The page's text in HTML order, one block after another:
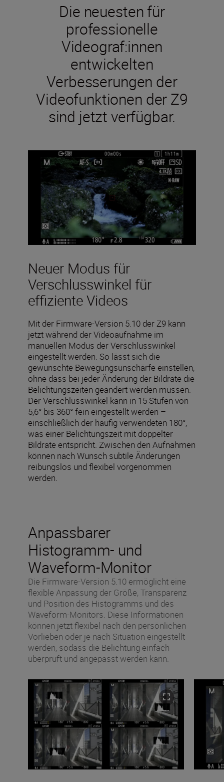
Die neuesten für
professionelle
Videograf:innen
entwickelten
Verbesserungen der
Videofunktionen der Z9
sind jetzt verfügbar.
Neuer Modus für
Verschlusswinkel für
effiziente Videos
Mit der Firmware-Version 5.10 der Z9 kann
jetzt während der Videoaufnahme im
manuellen Modus der Verschlusswinkel
eingestellt werden. So lässt sich die
gewünschte Bewegungsunschärfe einstellen,
ohne dass bei jeder Änderung der Bildrate die
Belichtungszeiten geändert werden müssen.
Der Verschlusswinkel kann in 15 Stufen von
5,6° bis 360° fein eingestellt werden –
einschließlich der häufig verwendeten 180°,
was einer Belichtungszeit mit doppelter
Bildrate entspricht. Zwischen den Aufnahmen
können nach Wunsch subtile Änderungen
reibungslos und flexibel vorgenommen
werden.
Anpassbarer
Histogramm- und
Waveform-Monitor
Die Firmware-Version 5.10 ermöglicht eine
flexible Anpassung der Größe, Transparenz
und Position des Histogramms und des
Waveform-Monitors. Diese Informationen
können jetzt flexibel nach den persönlichen
Vorlieben oder je nach Situation eingestellt
werden, sodass die Belichtung einfach
überprüft und angepasst werden kann.